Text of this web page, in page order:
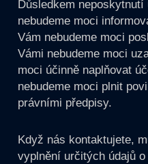
Důsledkem
nebudeme moci
Vám nebudeme moci
Vámi nebudeme moci
moci účinně naplňovat
nebudeme moci plnit
právními předpisy.
Když nás kontaktujete,
vyplnění určitých údajů